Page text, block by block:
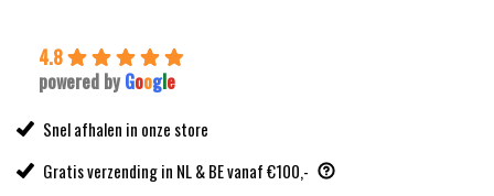
4.8
powered by Google
Snel afhalen in onze store
Gratis verzending in NL & BE vanaf €100,-